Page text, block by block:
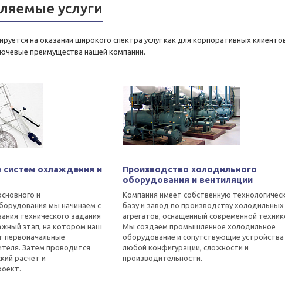
услуги
на оказании широкого спектра услуг как для корпоративных
преимущества нашей компании.
систем охлаждения и
и
мы начинаем с
технического задания
этап, на котором наш
первоначальные
Затем проводится
расчет и
Производство холодильного
оборудования и вентиляции
Компания имеет собственную
базу и завод по производству холодильных
агрегатов, оснащенный современной
Мы создаем промышленное холодильное
оборудование и сопутствующие устройства
любой конфигурации, сложности и
производительности.